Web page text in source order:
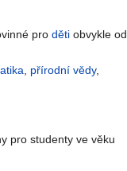
proděti obvykle od
, přírodní vědy,
pro studenty ve věku